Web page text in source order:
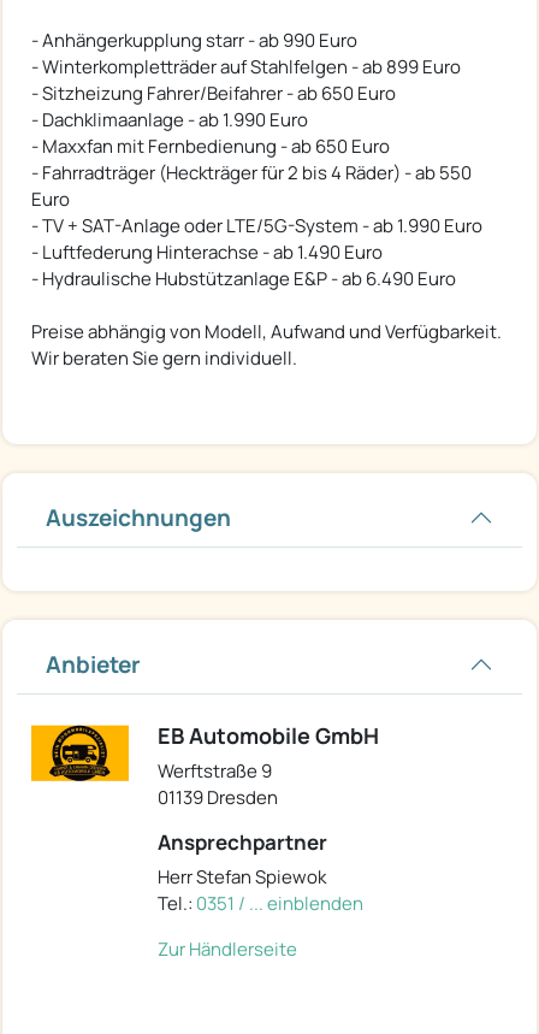
- Anhängerkupplung starr - ab 990 Euro
- Winterkompletträder auf Stahlfelgen - ab 899 Euro
- Sitzheizung Fahrer/Beifahrer - ab 650 Euro
- Dachklimaanlage - ab 1.990 Euro
- Maxxfan mit Fernbedienung - ab 650 Euro
- Fahrradträger (Heckträger für 2 bis 4 Räder) - ab 550
Euro
- TV + SAT-Anlage oder LTE/5G-System - ab 1.990 Euro
- Luftfederung Hinterachse - ab 1.490 Euro
- Hydraulische Hubstützanlage E&P - ab 6.490 Euro
Preise abhängig von Modell, Aufwand und Verfügbarkeit.
Wir beraten Sie gern individuell.
Auszeichnungen
Anbieter
EB Automobile GmbH
Werftstraße 9
01139 Dresden
Ansprechpartner
Herr Stefan Spiewok
Tel.: 0351 / ... einblenden
Zur Händlerseite